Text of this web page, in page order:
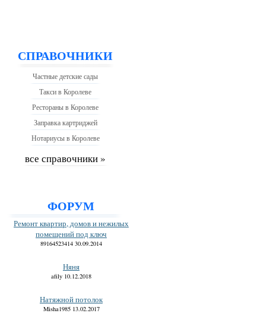
СПРАВОЧНИКИ
Частные детские сады
Такси в Королеве
Рестораны в Королеве
Заправка картриджей
Нотариусы в Королеве
все справочники »
ФОРУМ
Ремонт квартир, домов и нежилых
помещений под ключ
89164523414 30.09.2014
Няня
afily 10.12.2018
Натяжной потолок
Misha1985 13.02.2017